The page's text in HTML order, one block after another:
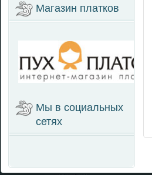
Магазин платков
Мы в социальных
сетях